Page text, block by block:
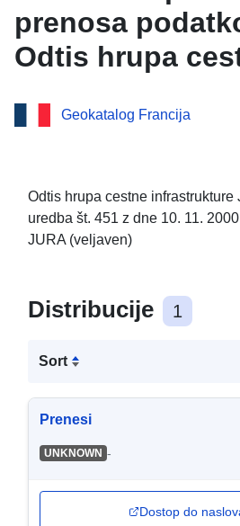
prenosa
Odtis hrupa
Geokatalog Francija
Odtis hrupa cestne infrastrukture
uredba št. 451 z dne 10. 11.
JURA (veljaven)
Distribucije 1
Sort
Prenesi
UNKNOWN -
Dostop do